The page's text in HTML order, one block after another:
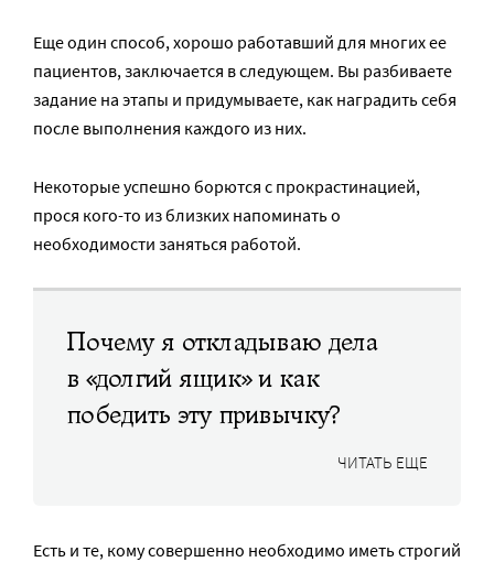
Еще один способ, хорошо работавший для многих ее
пациентов, заключается в следующем. Вы разбиваете
задание на этапы и придумываете, как наградить себя
после выполнения каждого из них.
Некоторые успешно борются с прокрастинацией,
прося кого-то из близких напоминать о
необходимости заняться работой.
Почему я откладываю дела
в «долгий ящик» и как
победить эту привычку?
ЧИТАТЬ ЕЩЕ
Есть и те, кому совершенно необходимо иметь строгий